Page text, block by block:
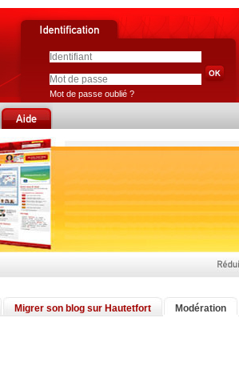
Mot de passe oublié ?
Migrer son blog sur Hautetfort Modération